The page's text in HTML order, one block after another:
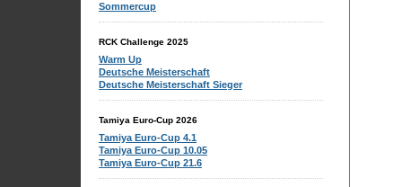
Sommercup
RCK Challenge 2025
Warm Up
Deutsche Meisterschaft
Deutsche Meisterschaft Sieger
Tamiya Euro-Cup 2026
Tamiya Euro-Cup 4.1
Tamiya Euro-Cup 10.05
Tamiya Euro-Cup 21.6